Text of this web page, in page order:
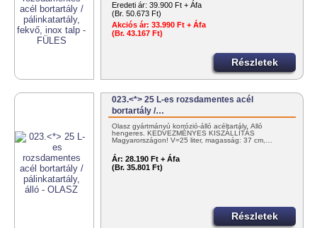
Eredeti ár: 39.900 Ft + Áfa
(Br. 50.673 Ft)
Akciós ár: 33.990 Ft + Áfa
(Br. 43.167 Ft)
Részletek
023.<*> 25 L-es rozsdamentes acél
bortartály /…
Olasz gyártmányú korrózió-álló acéltartály. Álló
hengeres. KEDVEZMÉNYES KISZÁLLÍTÁS
Magyarországon! V=25 liter, magasság: 37 cm,…
Ár: 28.190 Ft + Áfa
(Br. 35.801 Ft)
Részletek